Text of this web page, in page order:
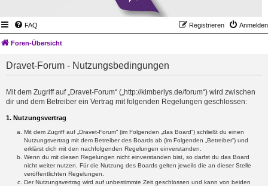
FAQ Anmelden
Registrieren
Foren-Übersicht
Dravet-Forum - Nutzungsbedingungen
Mit dem Zugriff auf „Dravet-Forum“ („http://kimberlys.de/forum“) wird zwischen
dir und dem Betreiber ein Vertrag mit folgenden Regelungen geschlossen:
1. Nutzungsvertrag
Mit dem Zugriff auf „Dravet-Forum“ (im Folgenden „das Board“) schließt du einen
Nutzungsvertrag mit dem Betreiber des Boards ab (im Folgenden „Betreiber“) und
erklärst dich mit den nachfolgenden Regelungen einverstanden.
Wenn du mit diesen Regelungen nicht einverstanden bist, so darfst du das Board
nicht weiter nutzen. Für die Nutzung des Boards gelten jeweils die an dieser Stelle
veröffentlichten Regelungen.
Der Nutzungsvertrag wird auf unbestimmte Zeit geschlossen und kann von beiden